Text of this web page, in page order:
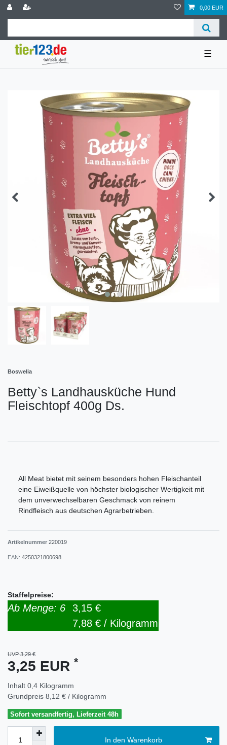
0,00 EUR
☰
Boswelia
Betty`s Landhausküche Hund
Fleischtopf 400g Ds.
All Meat bietet mit seinem besonders hohen Fleischanteil
eine Eiweißquelle von höchster biologischer Wertigkeit mit
dem unverwechselbaren Geschmack von reinem
Rindfleisch aus deutschen Agrarbetrieben.
Artikelnummer 220019
EAN: 4250321800698
Staffelpreise:
Ab Menge: 6
3,15 €
7,88 € / Kilogramm
UVP 3,29 €
3,25 EUR *
Inhalt 0,4 Kilogramm
Grundpreis 8,12 € / Kilogramm
Sofort versandfertig, Lieferzeit 48h
In den Warenkorb